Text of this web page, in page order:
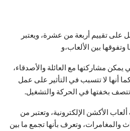
تقييم أربعة من عشرة، ويعتبر
بين الألعاب،و
يمكن مشاركتها مع العائلة والأصدقاء،
أنها لا تتسبب في التأثير على عمل
بخفتها في الحركة والتشغيل.
الأكشن الإلكترونية، وتعتبر من
والمغامرات، وتعرف بأنها تجمع ما بين